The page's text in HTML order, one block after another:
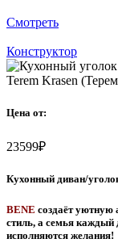
Смотреть
Конструктор
Цена от:
23599₽
Кухонный диван/
BENE cоздаёт уютную
стиль, а семья каждый
исполняются желания!